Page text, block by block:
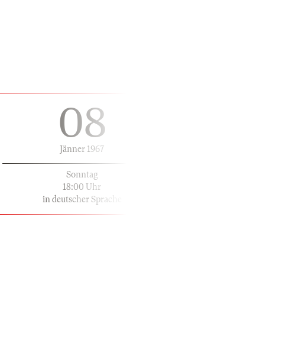
08
Jänner 1967
Sonntag
18:00 Uhr
in deutscher Sprache